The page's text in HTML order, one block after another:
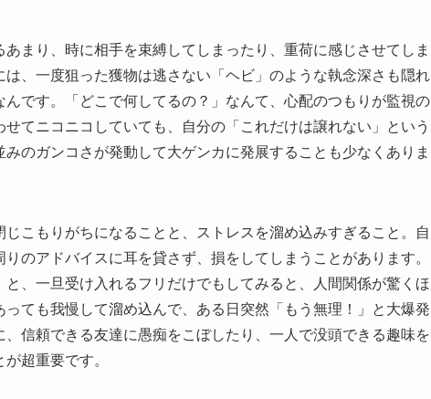
まり、時に相手を束縛してしまったり、重荷に感じさせてしま
、一度狙った獲物は逃さない「ヘビ」のような執念深さも隠れ
です。「どこで何してるの？」なんて、心配のつもりが監視の
てニコニコしていても、自分の「これだけは譲れない」という
のガンコさが発動して大ゲンカに発展することも少なくありま
こもりがちになることと、ストレスを溜め込みすぎること。自
のアドバイスに耳を貸さず、損をしてしまうことがあります。
、一旦受け入れるフリだけでもしてみると、人間関係が驚くほ
ても我慢して溜め込んで、ある日突然「もう無理！」と大爆発
信頼できる友達に愚痴をこぼしたり、一人で没頭できる趣味を
超重要です。